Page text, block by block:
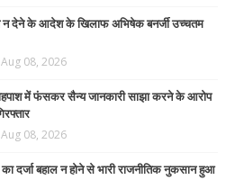
न देने के आदेश के खिलाफ अभिषेक बनर्जी उच्चतम
Aug 08, 2026
में फंसकर सैन्य जानकारी साझा करने के आरोप
Aug 08, 2026
दर्जा बहाल न होने से भारी राजनीतिक नुकसान हुआ